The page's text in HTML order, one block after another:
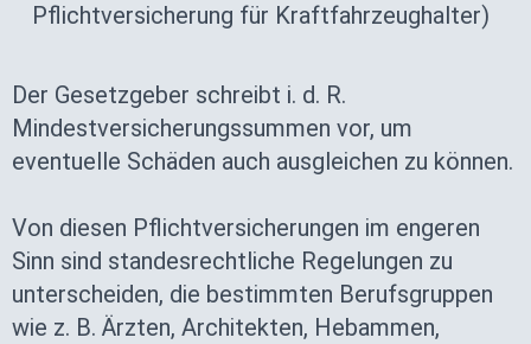
Pflichtversicherung für Kraftfahrzeughalter)
Der Gesetzgeber schreibt i. d. R.
Mindestversicherungssummen vor, um
eventuelle Schäden auch ausgleichen zu können.
Von diesen Pflichtversicherungen im engeren
Sinn sind standesrechtliche Regelungen zu
unterscheiden, die bestimmten Berufsgruppen
wie z. B. Ärzten, Architekten, Hebammen,